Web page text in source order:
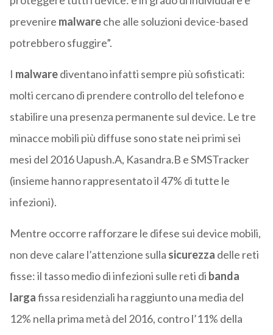
prevenire malwareche alle soluzioni device-based
potrebbero sfuggire”.
I malwarediventano infatti sempre più sofisticati:
molti cercano di prendere controllo del telefono e
stabilire una presenza permanente sul device. Le tre
minacce mobili più diffuse sono state nei primi sei
mesi del 2016 Uapush.A, Kasandra.B e SMSTracker
(insieme hanno rappresentato il 47% di tutte le
infezioni).
Mentre occorre rafforzare le difese sui device mobili,
non deve calare l’attenzione sulla sicurezza delle reti
fisse: il tasso medio di infezioni sulle reti di banda
largafissa residenziali ha raggiunto una media del
12% nella prima metà del 2016, contro l’11% della